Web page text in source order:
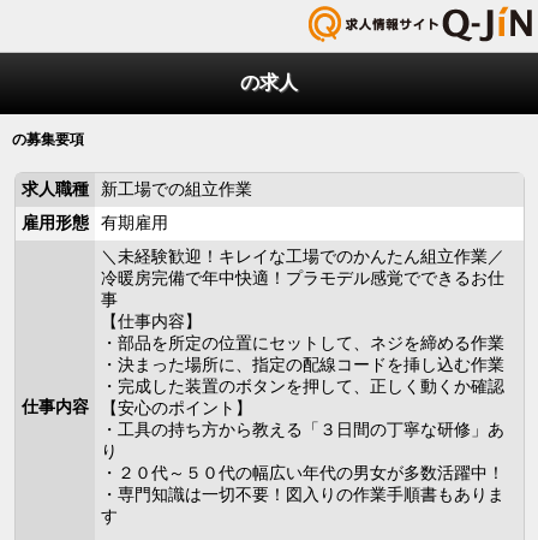
の求人
の募集要項
求人職種
新工場での組立作業
雇用形態
有期雇用
仕事内容
＼未経験歓迎！キレイな工場でのかんたん組立作業／
冷暖房完備で年中快適！プラモデル感覚でできるお仕
事
【仕事内容】
・部品を所定の位置にセットして、ネジを締める作業
・決まった場所に、指定の配線コードを挿し込む作業
・完成した装置のボタンを押して、正しく動くか確認
【安心のポイント】
・工具の持ち方から教える「３日間の丁寧な研修」あ
り
・２０代～５０代の幅広い年代の男女が多数活躍中！
・専門知識は一切不要！図入りの作業手順書もありま
す